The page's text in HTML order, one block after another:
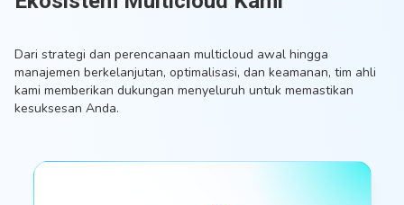
Dari strategi dan perencanaan multicloud awal hingga
manajemen berkelanjutan, optimalisasi, dan keamanan, tim ahli
kami memberikan dukungan menyeluruh untuk memastikan
kesuksesan Anda.